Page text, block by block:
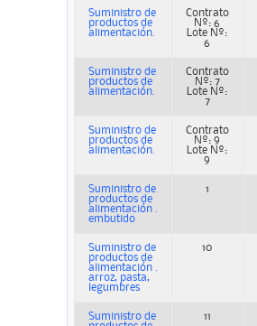
Suministro de
productos de
alimentación.
Contrato
Nº: 6
Lote Nº:
6
Suministro de
productos de
alimentación.
Contrato
Nº: 7
Lote Nº:
7
Suministro de
productos de
alimentación.
Contrato
Nº: 9
Lote Nº:
9
Suministro de
productos de
alimentación .
embutido
1
Suministro de
productos de
alimentación .
arroz, pasta,
legumbres
10
Suministro de
11